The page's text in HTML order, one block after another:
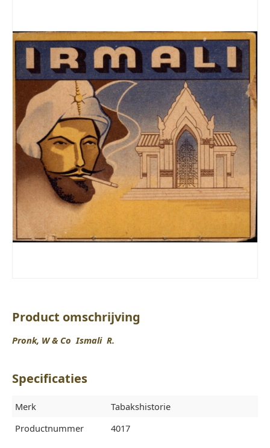
Product omschrijving
Pronk, W & Co Ismali R.
Specificaties
Merk
Tabakshistorie
Productnummer
4017